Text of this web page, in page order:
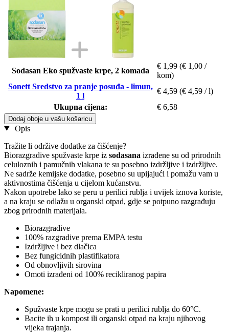
Sodasan Eko spužvaste krpe, 2 komada
€ 1,99 (€ 1,00 /
kom)
Sonett Sredstvo za pranje posuđa - limun,
1 l
€ 4,59 (€ 4,59 / l)
Ukupna cijena:
€ 6,58
Dodaj oboje u vašu košaricu
Opis
Tražite li održive dodatke za čišćenje?
Biorazgradive spužvaste krpe iz sodasana izrađene su od prirodnih
celuloznih i pamučnih vlakana te su posebno izdržljive i izdržljive.
Ne sadrže kemijske dodatke, posebno su upijajući i pomažu vam u
aktivnostima čišćenja u cijelom kućanstvu.
Nakon upotrebe lako se peru u perilici rublja i uvijek iznova koriste,
a na kraju se odlažu u organski otpad, gdje se potpuno razgrađuju
zbog prirodnih materijala.
Biorazgradive
100% razgradive prema EMPA testu
Izdržljive i bez dlačica
Bez fungicidnih plastifikatora
Od obnovljivih sirovina
Omoti izrađeni od 100% recikliranog papira
Napomene:
Spužvaste krpe mogu se prati u perilici rublja do 60°C.
Bacite ih u kompost ili organski otpad na kraju njihovog
vijeka trajanja.